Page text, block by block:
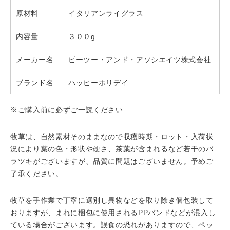
原材料 イタリアンライグラス
内容量 ３００g
メーカー名 ピーツー・アンド・アソシエイツ株式会社
ブランド名 ハッピーホリデイ
※ご購入前に必ずご一読ください
牧草は、自然素材そのままなので収穫時期・ロット・入荷状
況により葉の色・形状や硬さ、茶葉が含まれるなど若干のバ
ラツキがございますが、品質に問題はございません。予めご
了承ください。
牧草を手作業で丁寧に選別し異物などを取り除き個包装して
おりますが、まれに梱包に使用されるPPバンドなどが混入し
ている場合がございます。誤食の恐れがありますので、ペッ